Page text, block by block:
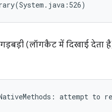
(लॉगकैट में दिखाई देता
attempt to